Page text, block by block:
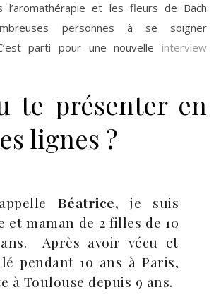
l’aromathérapie et les fleurs de Bach
personnes à se soigner
parti pour une nouvelle interview
te présenter en
lignes ?
Béatrice, je suis
et maman de 2 filles de 10
Après avoir vécu et
pendant 10 ans à Paris,
à Toulouse depuis 9 ans.